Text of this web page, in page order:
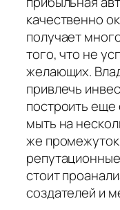
качественно
получает
того, что не
желающих.
привлечь
построить еще
мыть на
же
стоит
создателей и